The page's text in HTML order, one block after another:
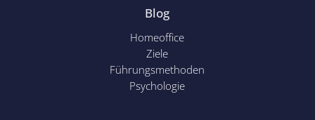
Blog
Homeoffice
Ziele
Führungsmethoden
Psychologie